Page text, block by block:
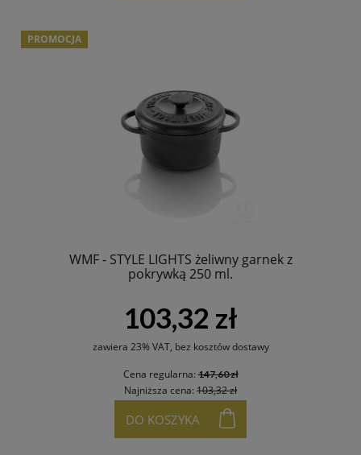
WMF - STYLE LIGHTS żeliwny garnek z
pokrywką 250 ml.
103,32 zł
zawiera 23% VAT, bez kosztów dostawy
Cena regularna:147,60 zł
Najniższa cena: 103,32 zł
DO KOSZYKA
PROMOCJA